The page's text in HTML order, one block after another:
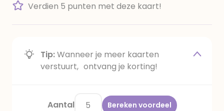
Verdien 5 punten met deze kaart!
Tip:Wanneer je meer kaarten
verstuurt, ontvang je korting!
Aantal Bereken voordeel